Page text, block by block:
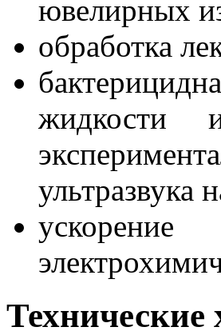
ювелирных
обработка
жидкости
ультразвука
Технические